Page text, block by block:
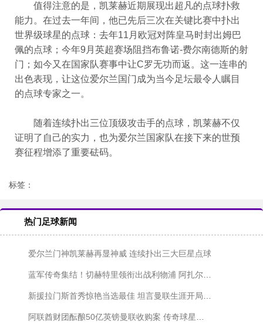
值得注意的是，凯莱赫近期展现出超凡的点球扑救
能力。在过去一年间，他已先后三次在关键比赛中扑出
世界级球星的点球：去年11月欧冠对阵皇马时封出姆巴
佩的点球；今年9月英超赛场阻挡布鲁诺-费尔南德斯的射
门；如今又在国家队赛事中让C罗无功而返。这一连串的
出色表现，让这位爱尔兰国门成为当今足坛最令人瞩目
的点球专家之一。
随着连续扑出三位顶级攻击手的点球，凯莱赫不仅
证明了自己的实力，也为爱尔兰国家队在接下来的世预
赛征程增添了重要砝码。
标签：
热门足球新闻
爱尔兰门神凯莱赫再显神威 连续扑出三大巨星点球
蓝军传奇集结！切赫特里领衔出战利物浦 阿扎尔科斯塔强势回归
新援拉门斯首秀惊艳当选最佳 坦言曼联生涯开局顺利
阿联酋财团酝酿50亿英镑曼联收购案 传奇球星受邀加盟